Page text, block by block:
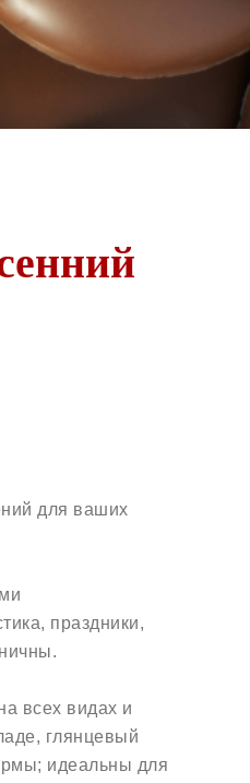
для ваших
праздники,
всех видах и
глянцевый
идеальны для